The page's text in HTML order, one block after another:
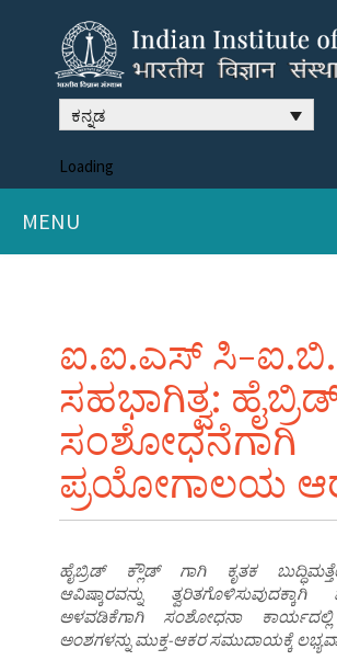
ಕನ್ನಡ
Loading
MENU
ಐ.ಐ.ಎಸ್ ಸಿ-
ಸಹಭಾಗಿತ್ವ:
ಸಂಶೋಧನೆಗಾಗಿ
ಪ್ರಯೋಗಾಲಯ
ಹೈಬ್ರಿಡ್ ಕ್ಲೌಡ್ ಗಾಗಿ ಕೃತಕ
ಆವಿಷ್ಕಾರವನ್ನು
ಅಳವಡಿಕೆಗಾಗಿ ಸಂಶೋಧನಾ ಕಾರ್ಯದಲ್ಲಿ
ಅಂಶಗಳನ್ನು ಮುಕ್ತ-ಆಕರ ಸಮುದಾಯಕ್ಕೆ